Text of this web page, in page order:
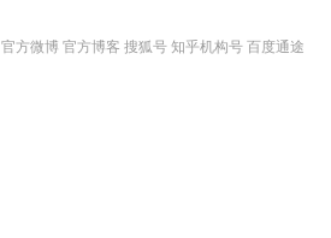
官方微博 官方博客 搜狐号 知乎机构号 百度通途